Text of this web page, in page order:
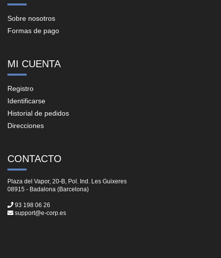
Sobre nosotros
Formas de pago
MI CUENTA
Registro
Identificarse
Historial de pedidos
Direcciones
CONTACTO
Plaza del Vapor, 20-B, Pol. Ind. Les Guixeres
08915 - Badalona (Barcelona)
93 198 06 26
support@e-corp.es